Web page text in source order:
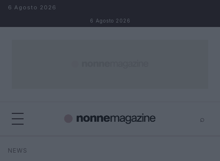
Salta al contenuto
6 Agosto 2026
6 Agosto 2026
⌕
Cerca
NEWS